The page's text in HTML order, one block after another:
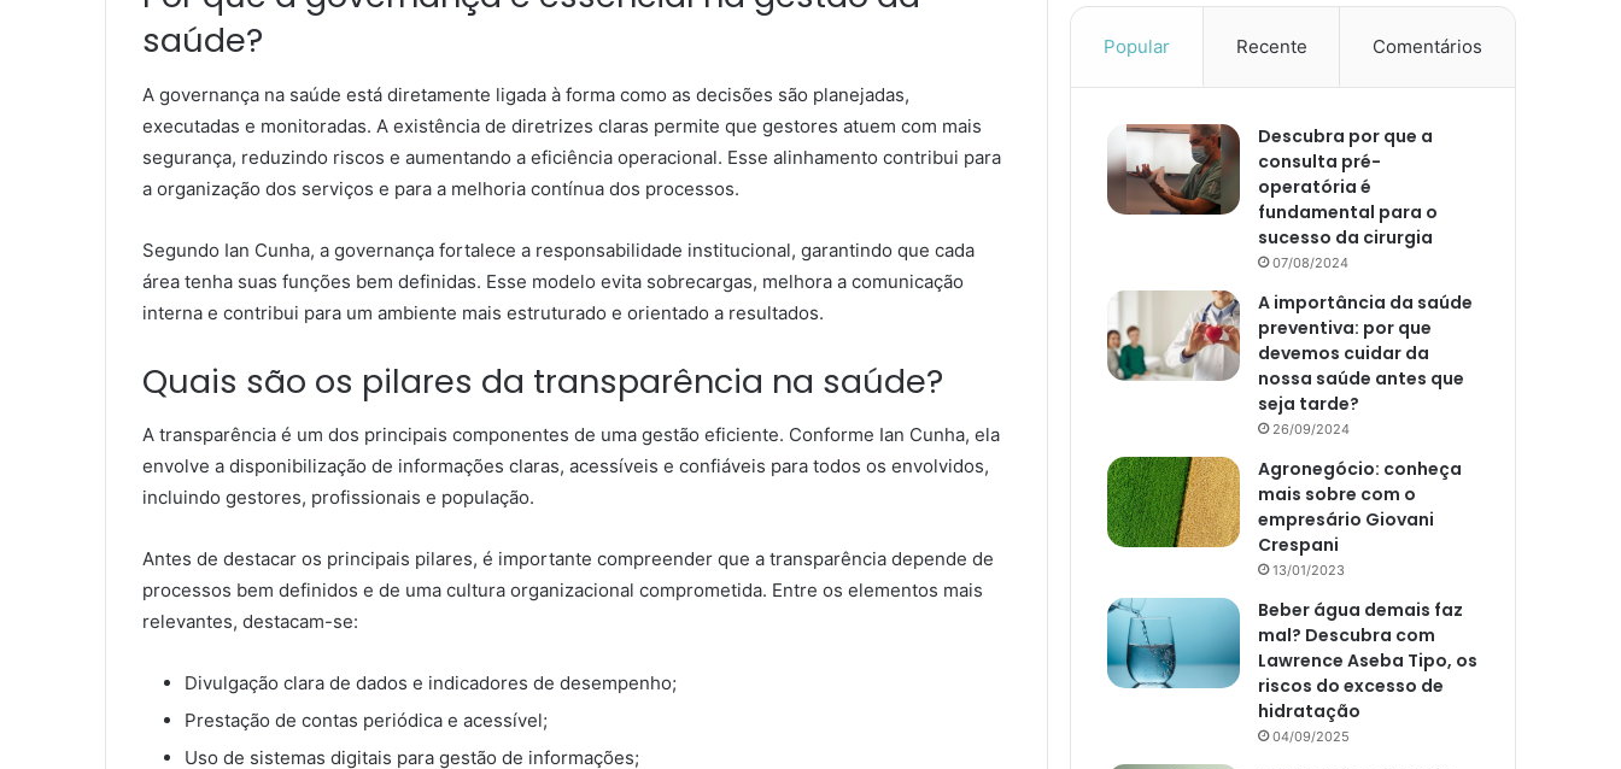
saúde?
A governança na saúde está diretamente ligada à forma como as decisões são planejadas,
executadas e monitoradas. A existência de diretrizes claras permite que gestores atuem com mais
segurança, reduzindo riscos e aumentando a eficiência operacional. Esse alinhamento contribui para
a organização dos serviços e para a melhoria contínua dos processos.
Segundo Ian Cunha, a governança fortalece a responsabilidade institucional, garantindo que cada
área tenha suas funções bem definidas. Esse modelo evita sobrecargas, melhora a comunicação
interna e contribui para um ambiente mais estruturado e orientado a resultados.
Quais são os pilares da transparência na saúde?
A transparência é um dos principais componentes de uma gestão eficiente. Conforme Ian Cunha, ela
envolve a disponibilização de informações claras, acessíveis e confiáveis para todos os envolvidos,
incluindo gestores, profissionais e população.
Antes de destacar os principais pilares, é importante compreender que a transparência depende de
processos bem definidos e de uma cultura organizacional comprometida. Entre os elementos mais
relevantes, destacam-se:
Divulgação clara de dados e indicadores de desempenho;
Prestação de contas periódica e acessível;
Uso de sistemas digitais para gestão de informações;
Popular Recente Comentários
Descubra por que a
consulta pré-
operatória é
fundamental para o
sucesso da cirurgia
07/08/2024
A importância da saúde
preventiva: por que
devemos cuidar da
nossa saúde antes que
seja tarde?
26/09/2024
Agronegócio: conheça
mais sobre com o
empresário Giovani
Crespani
13/01/2023
Beber água demais faz
mal? Descubra com
Lawrence Aseba Tipo, os
riscos do excesso de
hidratação
04/09/2025